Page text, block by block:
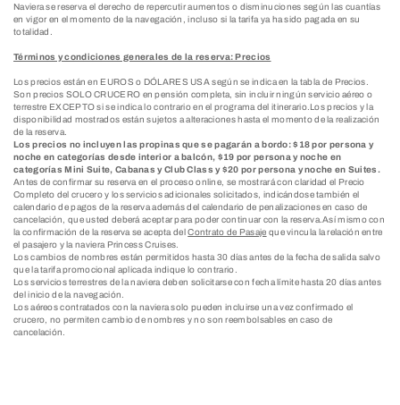
Naviera se reserva el derecho de repercutir aumentos o disminuciones según las cuantías
en vigor en el momento de la navegación, incluso si la tarifa ya ha sido pagada en su
totalidad.
Términos y condiciones generales de la reserva: Precios
Los precios están en EUROS o DÓLARES USA según se indica en la tabla de Precios.
Son precios SOLO CRUCERO en pensión completa, sin incluir ningún servicio aéreo o
terrestre EXCEPTO si se indica lo contrario en el programa del itinerario.Los precios y la
disponibilidad mostrados están sujetos a alteraciones hasta el momento de la realización
de la reserva.
Los precios no incluyen las propinas que se pagarán a bordo: $18 por persona y
noche en categorías desde interior a balcón, $19 por persona y noche en
categorías Mini Suite, Cabanas y Club Class y $20 por persona y noche en Suites.
Antes de confirmar su reserva en el proceso online, se mostrará con claridad el Precio
Completo del crucero y los servicios adicionales solicitados, indicándose también el
calendario de pagos de la reserva además del calendario de penalizaciones en caso de
cancelación, que usted deberá aceptar para poder continuar con la reserva.Así mismo con
la confirmación de la reserva se acepta delContrato de Pasaje que vincula la relación entre
el pasajero y la naviera Princess Cruises.
Los cambios de nombres están permitidos hasta 30 días antes de la fecha de salida salvo
que la tarifa promocional aplicada indique lo contrario.
Los servicios terrestres de la naviera deben solicitarse con fecha límite hasta 20 días antes
del inicio de la navegación.
Los aéreos contratados con la naviera solo pueden incluirse una vez confirmado el
crucero, no permiten cambio de nombres y no son reembolsables en caso de
cancelación.